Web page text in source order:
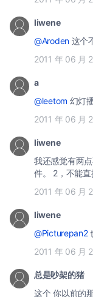
liwene
@Aroden这个
2011 年 06 月
a
@leetom 幻灯
2011 年 06 月
liwene
我还感觉有两
件。 2，不能
2011 年 06 月
liwene
@Picturepan2
2011 年 06 月
总是吵架的猪
这个 你以前的那